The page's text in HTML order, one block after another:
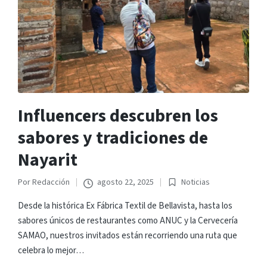
Influencers descubren los
sabores y tradiciones de
Nayarit
Publicado
por
PorRedacción agosto 22, 2025
Publicado
en
Noticias
Desde la histórica Ex Fábrica Textil de Bellavista, hasta los
sabores únicos de restaurantes como ANUC y la Cervecería
SAMAO, nuestros invitados están recorriendo una ruta que
celebra lo mejor…